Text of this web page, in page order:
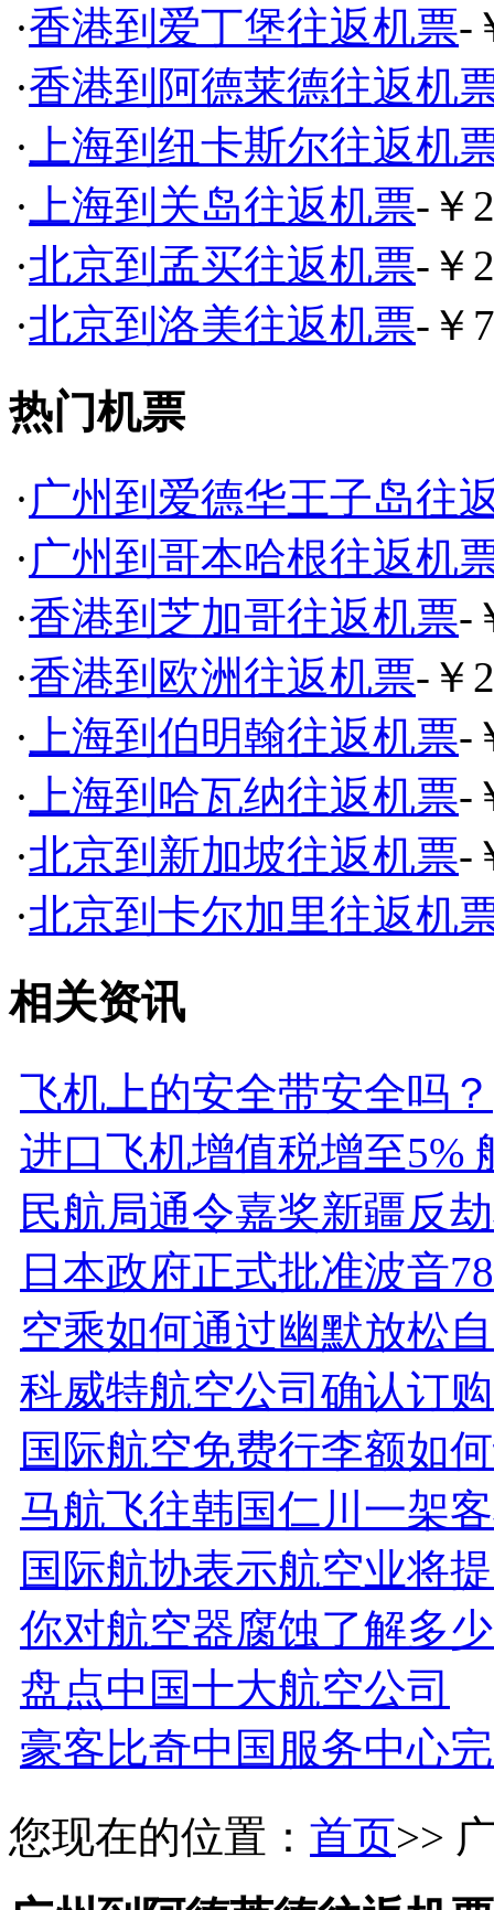
·香港到爱丁堡往返机票-
·香港到阿德莱德往返机
· 上海到纽卡斯尔往返机
· 上海到关岛往返机票-￥
·北京到孟买往返机票-￥
·北京到洛美往返机票-￥
热门机票
·广州到爱德华王子岛往
·广州到哥本哈根往返机
·香港到芝加哥往返机票-
·香港到欧洲往返机票-￥
· 上海到伯明翰往返机票-
· 上海到哈瓦纳往返机票-
·北京到新加坡往返机票-
·北京到卡尔加里往返机
相关资讯
飞机上的安全带安全吗？
进口飞机增值税增至5%
民航局通令嘉奖新疆反
日本政府正式批准波音
空乘如何通过幽默放松
科威特航空公司确认订
国际航空免费行李额如
马航飞往韩国仁川一架
国际航协表示航空业将
你对航空器腐蚀了解多
盘点中国十大航空公司
豪客比奇中国服务中心
您现在的位置： 首页>>